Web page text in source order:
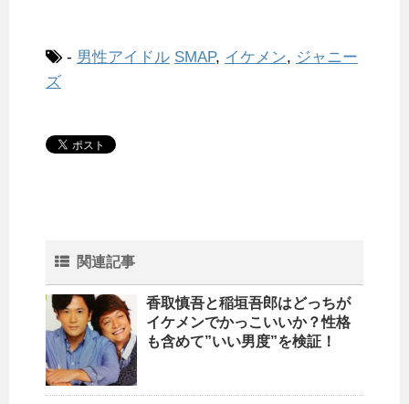
- 男性アイドル SMAP, イケメン, ジャニー
ズ
関連記事
香取慎吾と稲垣吾郎はどっちが
イケメンでかっこいいか？性格
も含めて”いい男度”を検証！